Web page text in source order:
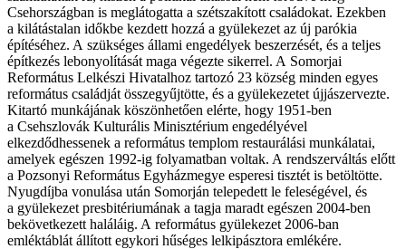
Csehországban is meglátogatta a szétszakított családokat. Ezekben
a kilátástalan időkbe kezdett hozzá a gyülekezet az új parókia
építéséhez. A szükséges állami engedélyek beszerzését, és a teljes
építkezés lebonyolítását maga végezte sikerrel. A Somorjai
Református Lelkészi Hivatalhoz tartozó 23 község minden egyes
református családját összegyűjtötte, és a gyülekezetet újjászervezte.
Kitartó munkájának köszönhetően elérte, hogy 1951-ben
a Csehszlovák Kulturális Minisztérium engedélyével
elkezdődhessenek a református templom restaurálási munkálatai,
amelyek egészen 1992-ig folyamatban voltak. A rendszerváltás előtt
a Pozsonyi Református Egyházmegye esperesi tisztét is betöltötte.
Nyugdíjba vonulása után Somorján telepedett le feleségével, és
a gyülekezet presbitériumának a tagja maradt egészen 2004-ben
bekövetkezett haláláig. A református gyülekezet 2006-ban
emléktáblát állított egykori hűséges lelkipásztora emlékére.